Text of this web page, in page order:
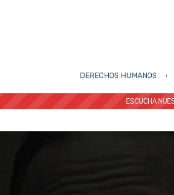
DERECHOS HUMANOS
ESCUCHA